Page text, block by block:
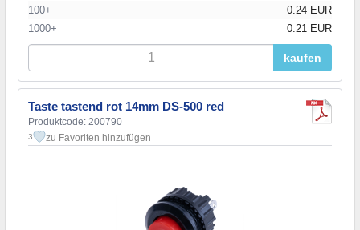
100+
0.24 EUR
1000+
0.21 EUR
kaufen
Taste tastend rot 14mm DS-500 red
Produktcode: 200790
3 zu Favoriten hinzufügen